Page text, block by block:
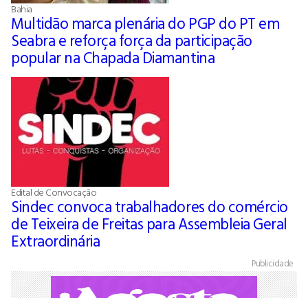
Bahia
Multidão marca plenária do PGP do PT em
Seabra e reforça força da participação
popular na Chapada Diamantina
Edital de Convocação
Sindec convoca trabalhadores do comércio
de Teixeira de Freitas para Assembleia Geral
Extraordinária
Publicidade